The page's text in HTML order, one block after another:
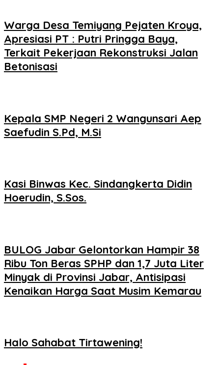
Warga Desa Temiyang Pejaten Kroya,
Apresiasi PT : Putri Pringga Baya,
Terkait Pekerjaan Rekonstruksi Jalan
Betonisasi
Kepala SMP Negeri 2 Wangunsari Aep
Saefudin S.Pd, M.Si
Kasi Binwas Kec. Sindangkerta Didin
Hoerudin, S.Sos.
BULOG Jabar Gelontorkan Hampir 38
Ribu Ton Beras SPHP dan 1,7 Juta Liter
Minyak di Provinsi Jabar, Antisipasi
Kenaikan Harga Saat Musim Kemarau
Halo Sahabat Tirtawening!